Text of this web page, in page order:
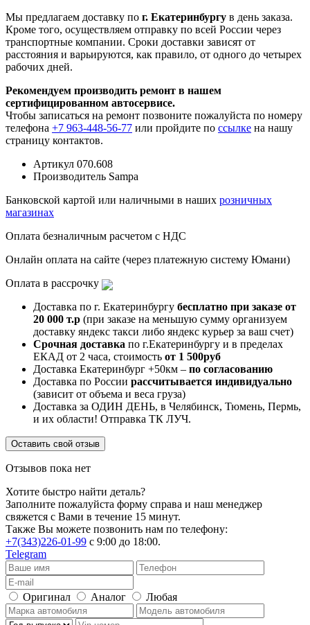
Мы предлагаем доставку по г. Екатеринбургу в день заказа.
Кроме того, осуществляем отправку по всей России через
транспортные компании. Сроки доставки зависят от
расстояния и варьируются, как правило, от одного до четырех
рабочих дней.
Рекомендуем производить ремонт в нашем
сертифицированном автосервисе.
Чтобы записаться на ремонт позвоните пожалуйста по номеру
телефона +7 963-448-56-77 или пройдите по ссылке на нашу
страницу контактов.
Артикул 070.608
Производитель Sampa
Банковской картой или наличными в наших розничных
магазинах
Оплата безналичным расчетом с НДС
Онлайн оплата на сайте (через платежную систему Юмани)
Оплата в рассрочку
Доставка по г. Екатеринбургу бесплатно при заказе от
20 000 т.р (при заказе на меньшую сумму организуем
доставку яндекс такси либо яндекс курьер за ваш счет)
Срочная доставка по г.Екатеринбургу и в пределах
ЕКАД от 2 часа, стоимость от 1 500руб
Доставка Екатеринбург +50км – по согласованию
Доставка по России рассчитывается индивидуально
(зависит от объема и веса груза)
Доставка за ОДИН ДЕНЬ, в Челябинск, Тюмень, Пермь,
и их области! Отправка ТК ЛУЧ.
Оставить свой отзыв
Отзывов пока нет
Хотите быстро найти деталь?
Заполните пожалуйста форму справа и наш менеджер
свяжется с Вами в течение 15 минут.
Также Вы можете позвонить нам по телефону:
+7(343)226-01-99 с 9:00 до 18:00.
Telegram
Оригинал Аналог Любая